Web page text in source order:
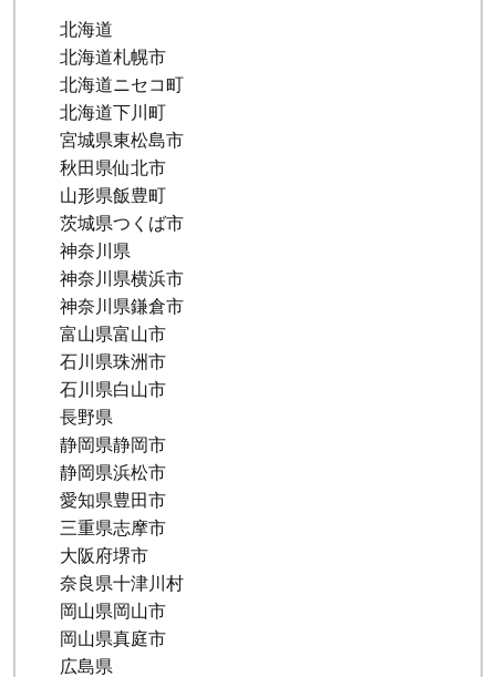
北海道
北海道札幌市
北海道ニセコ町
北海道下川町
宮城県東松島市
秋田県仙北市
山形県飯豊町
茨城県つくば市
神奈川県
神奈川県横浜市
神奈川県鎌倉市
富山県富山市
石川県珠洲市
石川県白山市
長野県
静岡県静岡市
静岡県浜松市
愛知県豊田市
三重県志摩市
大阪府堺市
奈良県十津川村
岡山県岡山市
岡山県真庭市
広島県